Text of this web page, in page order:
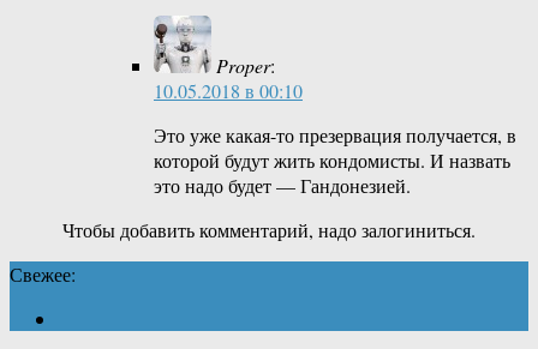
Proper:
10.05.2018 в 00:10
Это уже какая-то презервация получается, в
которой будут жить кондомисты. И назвать
это надо будет — Гандонезией.
Чтобы добавить комментарий, надо залогиниться.
Свежее: